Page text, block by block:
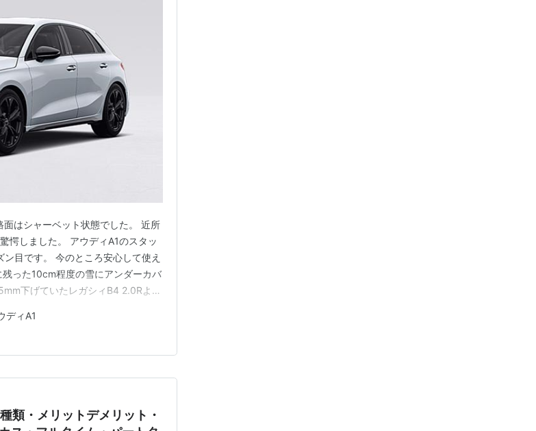
はシャーベット状態でした。 近所
愕しました。 アウディA1のスタッ
目です。 今のところ安心して使え
った10cm程度の雪にアンダーカバ
下げていたレガシィB4 2.0Rより
かったです。 雪道においては最低
ディA1
類・メリットデメリット・